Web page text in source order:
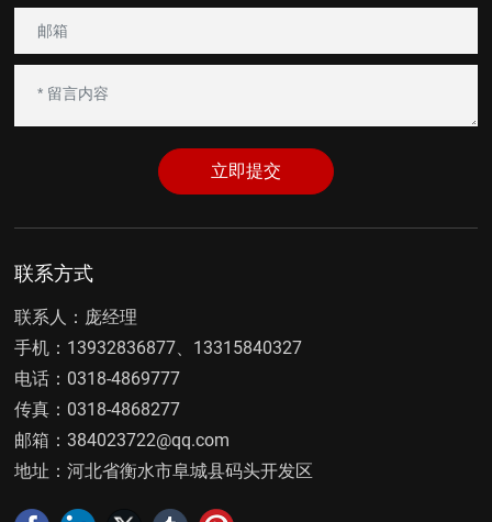
立即提交
联系方式
联系人：庞经理
手机： 13932836877
13315840327
电话： 0318-4869777
传真： 0318-4868277
邮箱：384023722@qq.com
地址：河北省衡水市阜城县码头开发区